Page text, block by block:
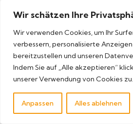
Wir schätzen Ihre
Wir verwenden Cookies, um Ihr
verbessern, personalisierte
bereitzustellen und unseren
Indem Sie auf „Alle akzeptieren“
unserer Verwendung von Cookies zu.
Anpassen Alles ablehnen